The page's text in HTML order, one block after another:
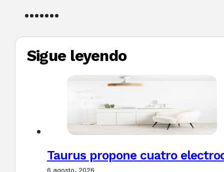
Sigue leyendo
Taurus propone cuatro
6 agosto, 2026